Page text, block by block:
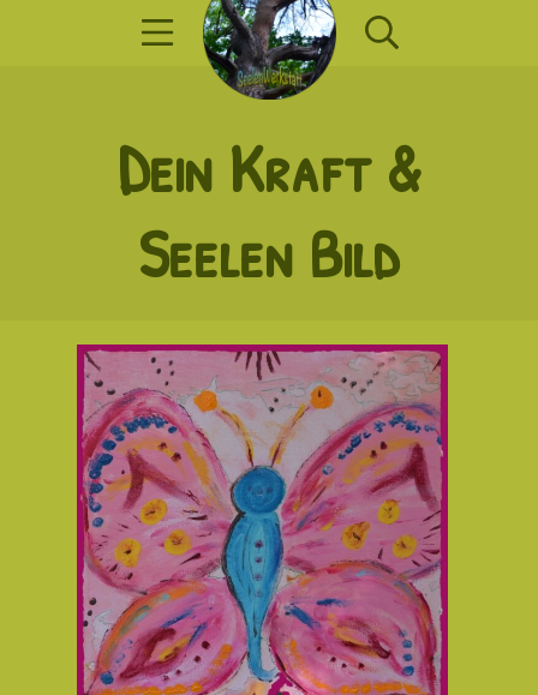
Mobile Menü
Dein Kraft &
Seelen Bild